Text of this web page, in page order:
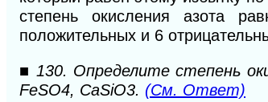
степень окисления азота
положительных и 6
■ 130. Определите степень
FeSO4, CaSiO3. (См. Ответ)